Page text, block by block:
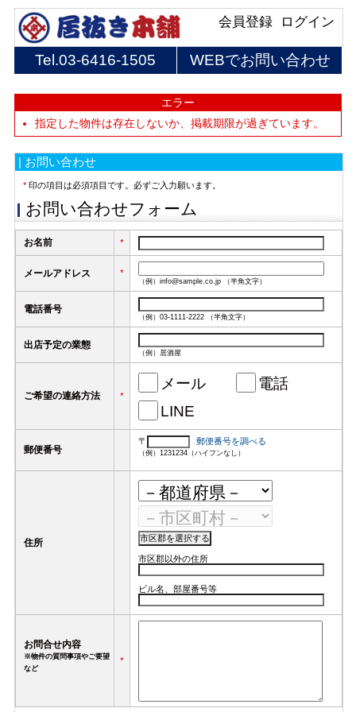
ログイン
会員登録
Tel.03-6416-1505 WEBでお問い合わせ
エラー
指定した物件は存在しないか、掲載期限が過ぎています。
| お問い合わせ
*印の項目は必須項目です。必ずご入力願います。
お問い合わせフォーム
お名前 *
メールアドレス *
（例）info@sample.co.jp （半角文字）
電話番号
（例）03-1111-2222 （半角文字）
出店予定の業態
（例）居酒屋
ご希望の連絡方法 *
メール
電話
LINE
郵便番号
〒 郵便番号を調べる
（例）1231234（ハイフンなし）
住所
市区郡以外の住所
ビル名、部屋番号等
お問合せ内容
※物件の質問事項やご要望
など
*